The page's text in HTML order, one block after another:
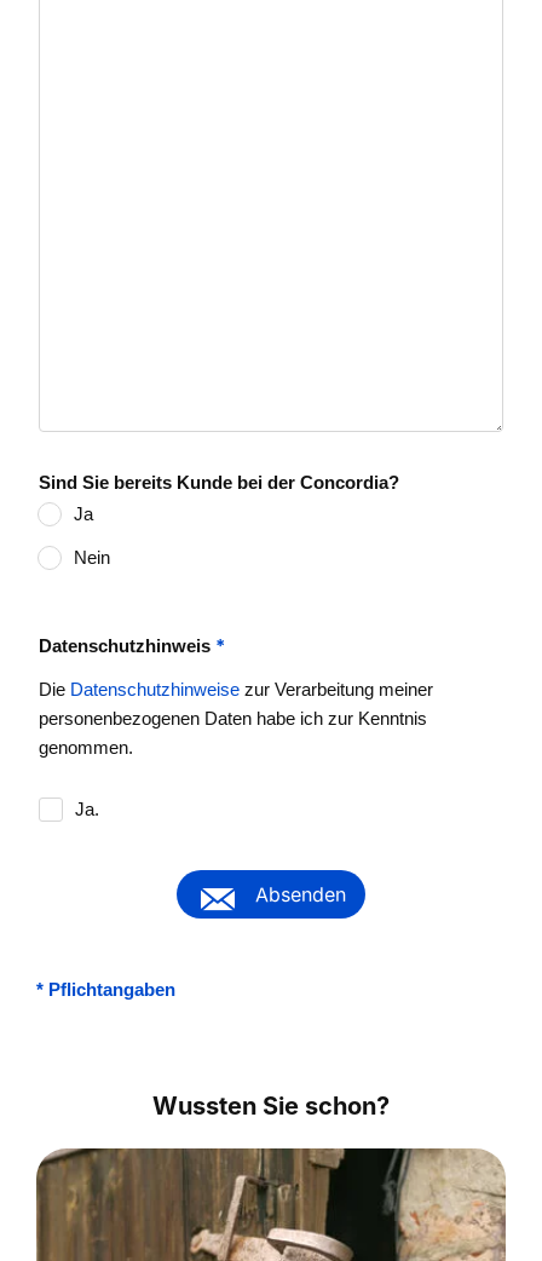
Sind Sie bereits Kunde bei der Concordia?
Ja
Nein
Datenschutzhinweis *
Die Datenschutzhinweise zur Verarbeitung meiner
personenbezogenen Daten habe ich zur Kenntnis
genommen.
Ja.
Absenden
* Pflichtangaben
Wussten Sie schon?